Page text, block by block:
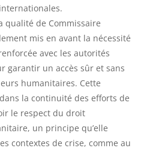
qualité de Commissaire
mis en avant la nécessité
avec les autorités
garantir un accès sûr et sans
humanitaires. Cette
la continuité des efforts de
le respect du droit
un principe qu’elle
contextes de crise, comme au